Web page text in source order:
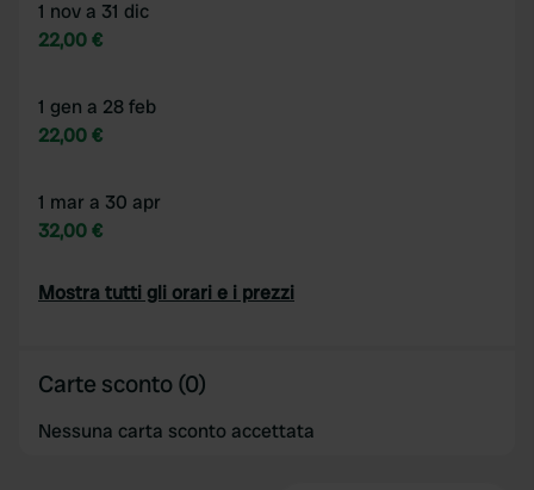
1 nov a 31 dic
22,00 €
1 gen a 28 feb
22,00 €
1 mar a 30 apr
32,00 €
Mostra tutti gli orari e i prezzi
Carte sconto (0)
Nessuna carta sconto accettata